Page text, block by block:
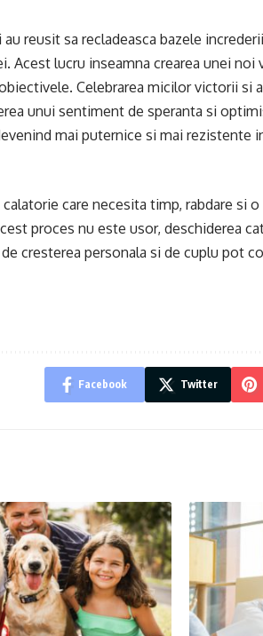
reusit sa recladeasca bazele
Acest lucru inseamna crearea unei noi
Celebrarea micilor victorii si
unui sentiment de speranta si
mai puternice si mai rezistente
care necesita timp, rabdare si o
proces nu este usor, deschiderea
cresterea personala si de cuplu pot
Facebook Twitter